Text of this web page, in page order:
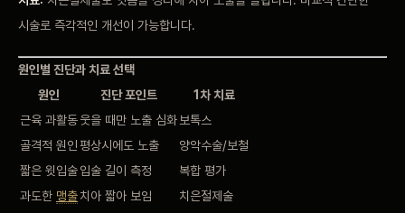
시술로 즉각적인 개선이 가능합니다.
원인별 진단과 치료 선택
원인
진단 포인트
1차 치료
근육 과활동웃을 때만 노출 심화 보톡스
골격적 원인평상시에도 노출
양악수술/보철
짧은 윗입술입술 길이 측정
복합 평가
과도한 맹출치아 짧아 보임
치은절제술